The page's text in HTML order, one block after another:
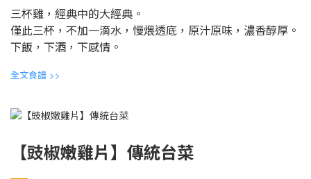
三杯雞，經典中的大經典。
僅此三杯，不加一滴水，慢煨透底，原汁原味，濃香醇厚。
下飯，下酒，下感情。
全文食譜 >>
【豉椒嫩雞片】傳統台菜